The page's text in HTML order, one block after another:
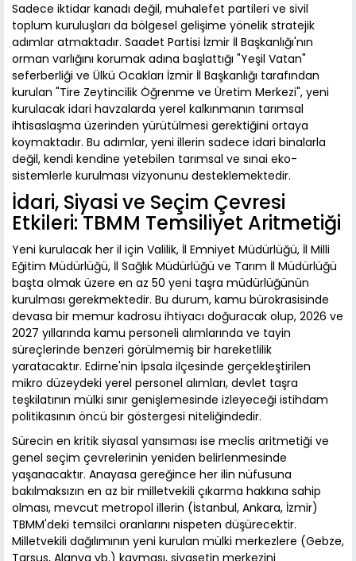
Sadece iktidar kanadı değil, muhalefet partileri ve sivil
toplum kuruluşları da bölgesel gelişime yönelik stratejik
adımlar atmaktadır. Saadet Partisi İzmir İl Başkanlığı'nın
orman varlığını korumak adına başlattığı "Yeşil Vatan"
seferberliği ve Ülkü Ocakları İzmir İl Başkanlığı tarafından
kurulan "Tire Zeytincilik Öğrenme ve Üretim Merkezi", yeni
kurulacak idari havzalarda yerel kalkınmanın tarımsal
ihtisaslaşma üzerinden yürütülmesi gerektiğini ortaya
koymaktadır. Bu adımlar, yeni illerin sadece idari binalarla
değil, kendi kendine yetebilen tarımsal ve sınai eko-
sistemlerle kurulması vizyonunu desteklemektedir.
İdari, Siyasi ve Seçim Çevresi
Etkileri: TBMM Temsiliyet Aritmetiği
Yeni kurulacak her il için Valilik, İl Emniyet Müdürlüğü, İl Milli
Eğitim Müdürlüğü, İl Sağlık Müdürlüğü ve Tarım İl Müdürlüğü
başta olmak üzere en az 50 yeni taşra müdürlüğünün
kurulması gerekmektedir. Bu durum, kamu bürokrasisinde
devasa bir memur kadrosu ihtiyacı doğuracak olup, 2026 ve
2027 yıllarında kamu personeli alımlarında ve tayin
süreçlerinde benzeri görülmemiş bir hareketlilik
yaratacaktır. Edirne'nin İpsala ilçesinde gerçekleştirilen
mikro düzeydeki yerel personel alımları, devlet taşra
teşkilatının mülki sınır genişlemesinde izleyeceği istihdam
politikasının öncü bir göstergesi niteliğindedir.
Sürecin en kritik siyasal yansıması ise meclis aritmetiği ve
genel seçim çevrelerinin yeniden belirlenmesinde
yaşanacaktır. Anayasa gereğince her ilin nüfusuna
bakılmaksızın en az bir milletvekili çıkarma hakkına sahip
olması, mevcut metropol illerin (İstanbul, Ankara, İzmir)
TBMM'deki temsilci oranlarını nispeten düşürecektir.
Milletvekili dağılımının yeni kurulan mülki merkezlere (Gebze,